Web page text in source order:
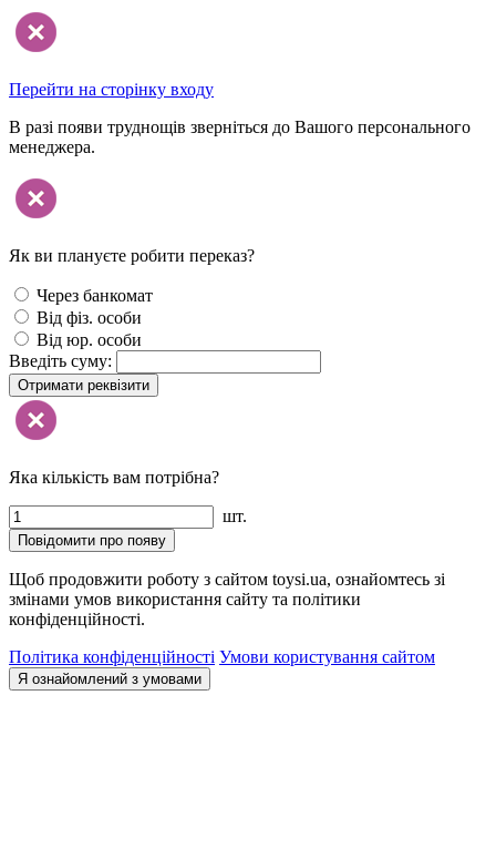
Перейти на сторінку входу
В разі появи труднощів зверніться до Вашого персонального
менеджера.
Як ви плануєте робити переказ?
Через банкомат
Від фіз. особи
Від юр. особи
Введіть суму:
Отримати реквізити
Яка кількість вам потрібна?
шт.
Повідомити про появу
Щоб продовжити роботу з сайтом toysi.ua, ознайомтесь зі
змінами умов використання сайту та політики
конфіденційності.
Політика конфіденційності Умови користування сайтом
Я ознайомлений з умовами